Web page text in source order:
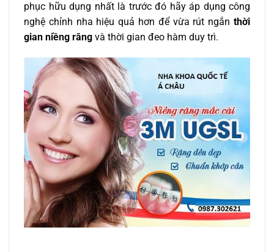
phục hữu dụng nhất là trước đó hãy áp dụng công
nghệ chỉnh nha hiệu quả hơn để vừa rút ngắn thời
gian niềng răng và thời gian đeo hàm duy trì.